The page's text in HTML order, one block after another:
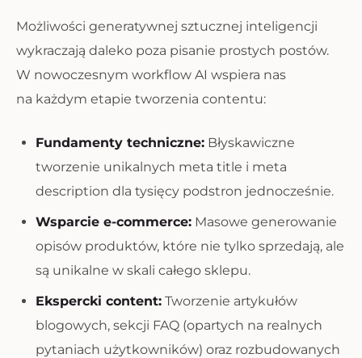
Możliwości generatywnej sztucznej inteligencji
wykraczają daleko poza pisanie prostych postów.
W nowoczesnym workflow AI wspiera nas
na każdym etapie tworzenia contentu:
Fundamenty techniczne: Błyskawiczne
tworzenie unikalnych meta title i meta
description dla tysięcy podstron jednocześnie.
Wsparcie e-commerce: Masowe generowanie
opisów produktów, które nie tylko sprzedają, ale
są unikalne w skali całego sklepu.
Ekspercki content: Tworzenie artykułów
blogowych, sekcji FAQ (opartych na realnych
pytaniach użytkowników) oraz rozbudowanych